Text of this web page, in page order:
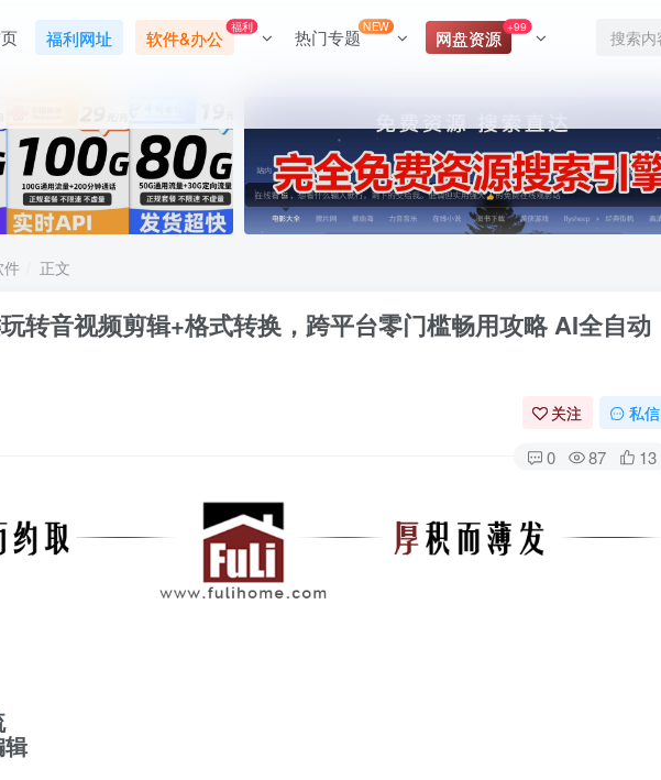
福利网址 软件&办公
福利 热门专题NEW
网盘资源
+99
件 正文
转音视频剪辑+格式转换，跨平台零门槛畅用攻略 AI全自动
关注 私信
0 87 13